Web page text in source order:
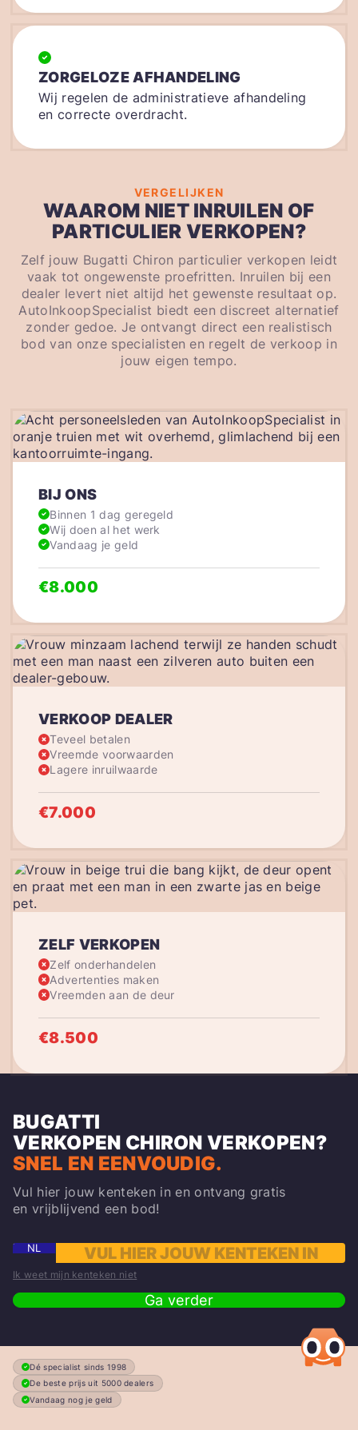
ZORGELOZE AFHANDELING
Wij regelen de administratieve afhandeling
en correcte overdracht.
VERGELIJKEN
WAAROM NIET INRUILEN OF
PARTICULIER VERKOPEN?
Zelf jouw Bugatti Chiron particulier verkopen leidt
vaak tot ongewenste proefritten. Inruilen bij een
dealer levert niet altijd het gewenste resultaat op.
AutoInkoopSpecialist biedt een discreet alternatief
zonder gedoe. Je ontvangt direct een realistisch
bod van onze specialisten en regelt de verkoop in
jouw eigen tempo.
VERKOOP DEALER
Teveel betalen
Vreemde voorwaarden
Lagere inruilwaarde
€7.000
BIJ ONS
Binnen 1 dag geregeld
Wij doen al het werk
Vandaag je geld
€8.000
ZELF VERKOPEN
Zelf onderhandelen
Advertenties maken
Vreemden aan de deur
€8.500
BUGATTI
VERKOPEN CHIRON VERKOPEN?
SNEL EN EENVOUDIG.
Vul hier jouw kenteken in en ontvang gratis
en vrijblijvend een bod!
NL
Ik weet mijn kenteken niet
Ga verder
Dé specialist sinds 1998
De beste prijs uit 5000 dealers
Vandaag nog je geld